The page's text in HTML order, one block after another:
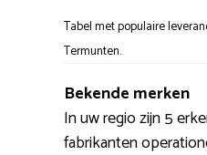
Tabel met populaire
Termunten.
Bekende merken
In uw regio zijn 5
fabrikanten